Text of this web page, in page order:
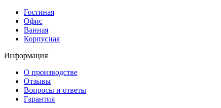
Гостиная
Офис
Ванная
Корпусная
Информация
О производстве
Отзывы
Вопросы и ответы
Гарантия